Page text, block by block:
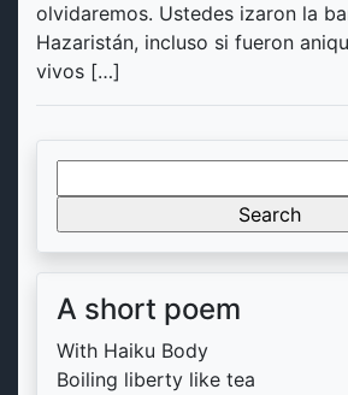
olvidaremos. Ustedes izaron la
Hazaristán, incluso si fueron
vivos […]
for:
A short poem
With Haiku Body
Boiling liberty like tea